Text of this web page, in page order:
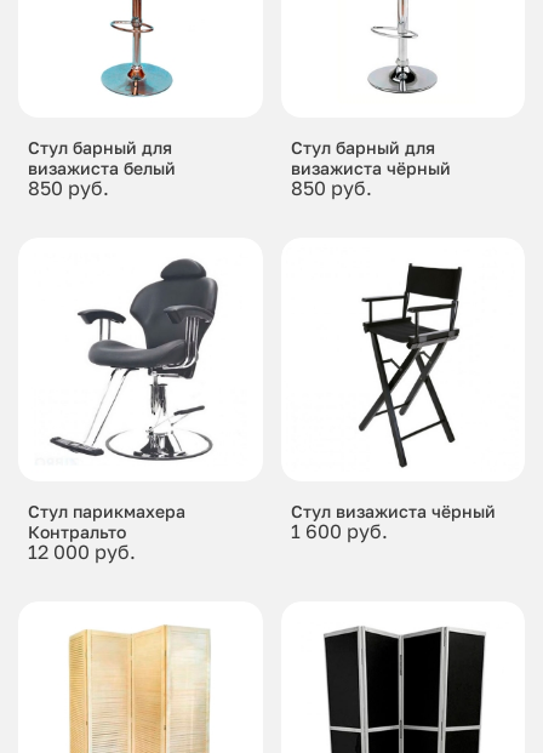
Стул барный для
визажиста белый
850 руб.
Стул барный для
визажиста чёрный
850 руб.
Стул парикмахера
Контральто
12 000 руб.
Стул визажиста чёрный
1 600 руб.